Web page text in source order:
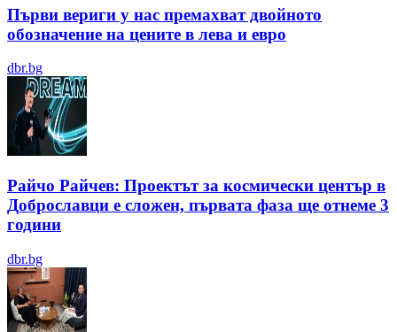
Първи вериги у нас премахват двойното
обозначение на цените в лева и евро
dbr.bg
Райчо Райчев: Проектът за космически център в
Доброславци е сложен, първата фаза ще отнеме 3
години
dbr.bg